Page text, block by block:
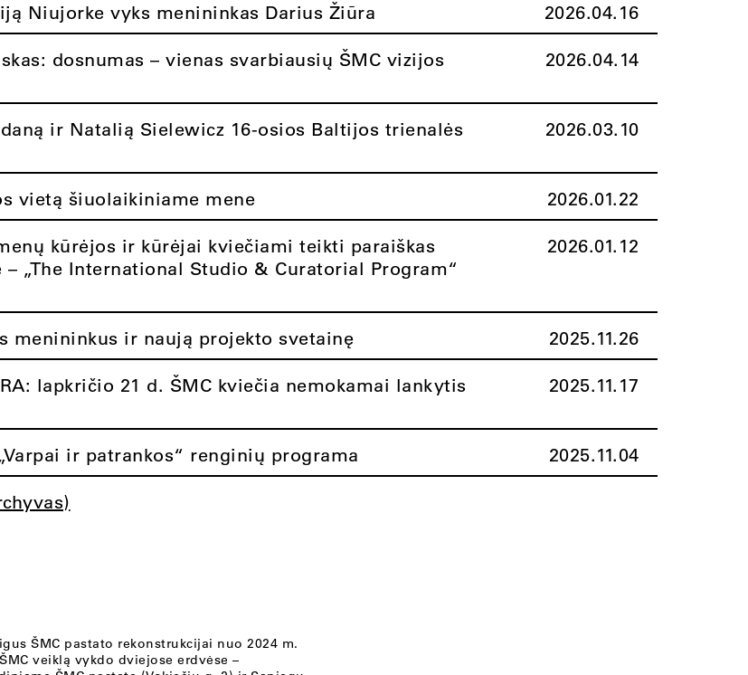
Niujorke vyks menininkas Darius Žiūra 2026.04.16
dosnumas – vienas svarbiausių ŠMC vizijos
2026.04.14
ir Natalią Sielewicz 16-osios Baltijos trienalės
2026.03.10
vietą šiuolaikiniame mene 2026.01.22
kūrėjos ir kūrėjai kviečiami teikti paraiškas
„The International Studio & Curatorial Program“
2026.01.12
menininkus ir naują projekto svetainę 2025.11.26
lapkričio 21 d. ŠMC kviečia nemokamai lankytis
2025.11.17
ir patrankos“ renginių programa 2025.11.04
ŠMC pastato rekonstrukcijai nuo 2024 m.
veiklą vykdo dviejose erdvėse –